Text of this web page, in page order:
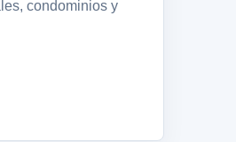
condominios y